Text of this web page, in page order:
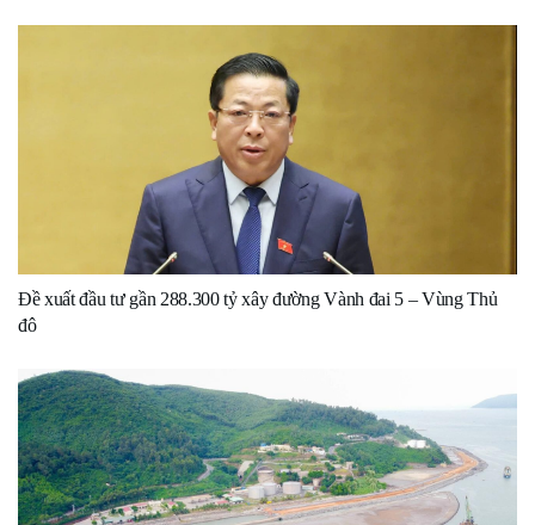
Đề xuất đầu tư gần 288.300 tỷ xây đường Vành đai 5 – Vùng Thủ
đô